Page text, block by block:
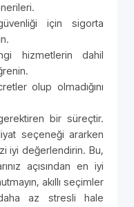
güvenliği için sigorta
hizmetlerin dahil
olup olmadığını
bir süreçtir.
seçeneği ararken
iyi değerlendirin. Bu,
açısından en iyi
akıllı seçimler
az stresli hale